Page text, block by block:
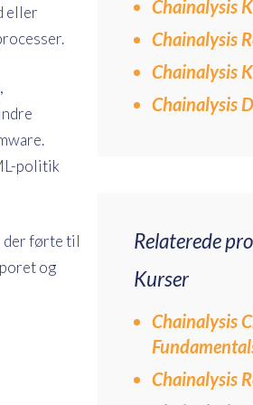
eller
politik
der førte til
og
Chainalysis
Chainalysis
Chainalysis
Chainalysis
Relaterede
Kurser
Chainalysis
Chainalysis